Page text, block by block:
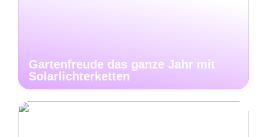
Gartenfreude das ganze Jahr mit
Solarlichterketten